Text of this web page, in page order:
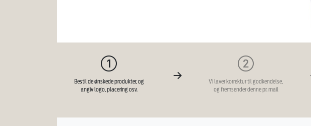
Bestil de ønskede produkter, og
angiv logo, placering osv.
Vi laver korrektur til godkendelse,
og fremsender denne pr. mail